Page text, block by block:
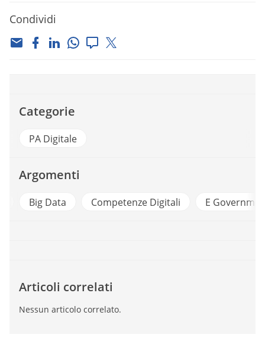
Condividi
Categorie
PA Digitale
Argomenti
Big Data Competenze Digitali E
Articoli correlati
Nessun articolo correlato.